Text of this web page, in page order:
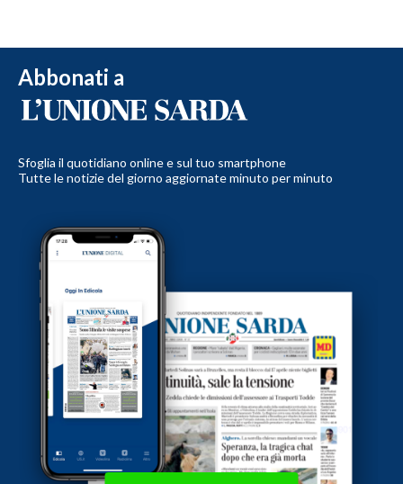
Abbonati a
Sfoglia il quotidiano online e sul tuo smartphone
Tutte le notizie del giorno aggiornate minuto per minuto